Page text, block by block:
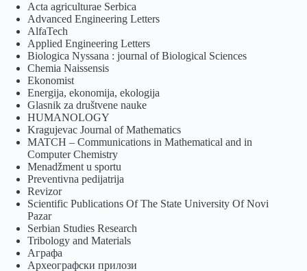
Acta agriculturae Serbica
Advanced Engineering Letters
AlfaTech
Applied Engineering Letters
Biologica Nyssana : journal of Biological Sciences
Chemia Naissensis
Ekonomist
Energija, ekonomija, ekologija
Glasnik za društvene nauke
HUMANOLOGY
Kragujevac Journal of Mathematics
MATCH – Communications in Mathematical and in
Computer Chemistry
Menadžment u sportu
Preventivna pedijatrija
Revizor
Scientific Publications Of The State University Of Novi
Pazar
Serbian Studies Research
Tribology and Materials
Аграфа
Археографски прилози